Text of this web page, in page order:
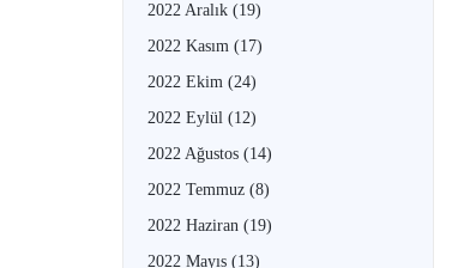
2022 Aralık (19)
2022 Kasım (17)
2022 Ekim (24)
2022 Eylül (12)
2022 Ağustos (14)
2022 Temmuz (8)
2022 Haziran (19)
2022 Mayıs (13)